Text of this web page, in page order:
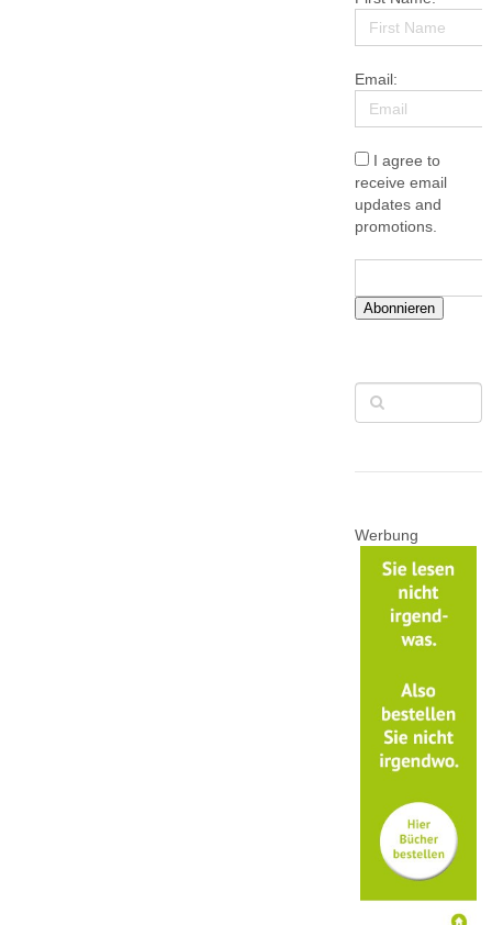
Email:
I agree to
receive email
updates and
promotions.
Abonnieren
Werbung